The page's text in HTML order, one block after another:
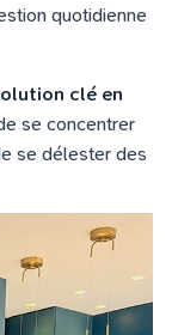
quotidienne
clé en
se concentrer
se délester des